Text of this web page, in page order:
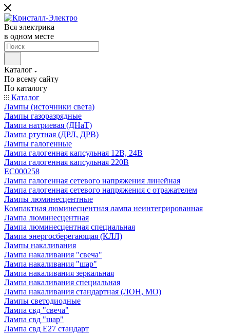
Вся электрика
в одном месте
Каталог
По всему сайту
По каталогу
Каталог
Лампы (источники света)
Лампы газоразрядные
Лампа натриевая (ДНаТ)
Лампа ртутная (ДРЛ, ДРВ)
Лампы галогенные
Лампа галогенная капсульная 12В, 24В
Лампа галогенная капсульная 220В
EC000258
Лампа галогенная сетевого напряжения линейная
Лампа галогенная сетевого напряжения с отражателем
Лампы люминесцентные
Компактная люминесцентная лампа неинтегрированная
Лампа люминесцентная
Лампа люминесцентная специальная
Лампа энергосберегающая (КЛЛ)
Лампы накаливания
Лампа накаливания "свеча"
Лампа накаливания "шар"
Лампа накаливания зеркальная
Лампа накаливания специальная
Лампа накаливания стандартная (ЛОН, МО)
Лампы светодиодные
Лампа свд "свеча"
Лампа свд "шар"
Лампа свд E27 стандарт